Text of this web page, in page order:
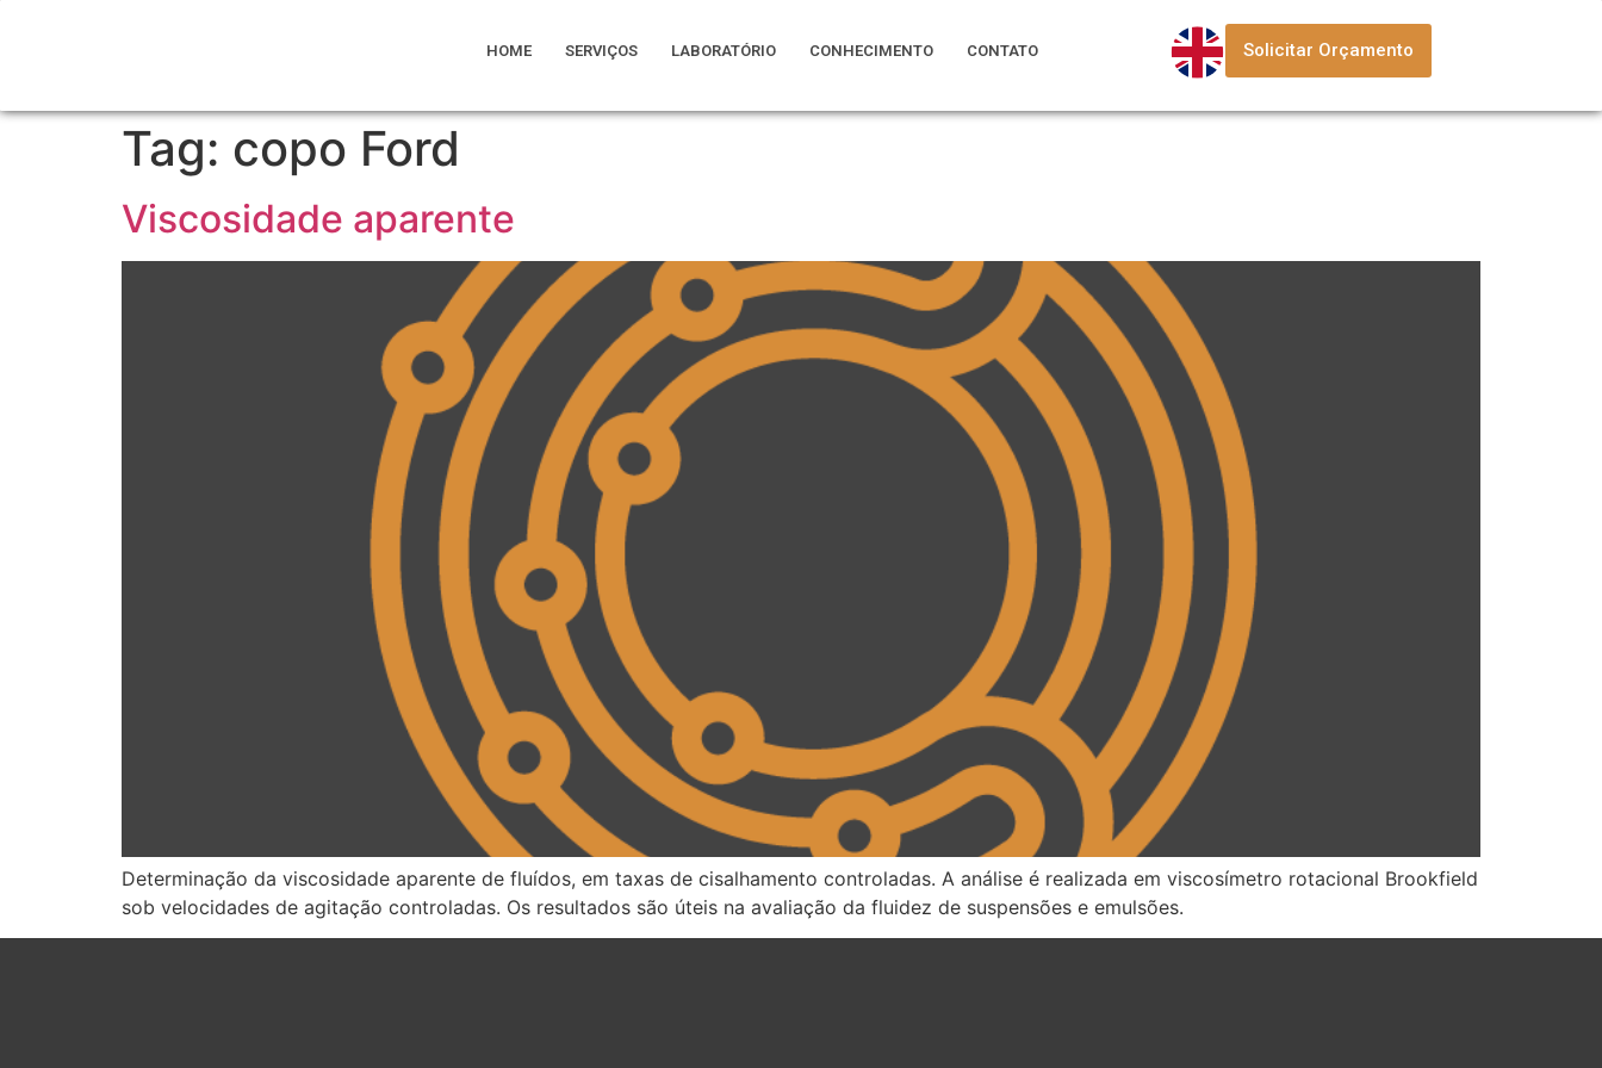
HOME SERVIÇOS LABORATÓRIO CONHECIMENTO CONTATO Solicitar Orçamento
Tag: copo Ford
Viscosidade aparente
Determinação da viscosidade aparente de fluídos, em taxas de cisalhamento controladas. A análise é realizada em viscosímetro rotacional Brookfield
sob velocidades de agitação controladas. Os resultados são úteis na avaliação da fluidez de suspensões e emulsões.